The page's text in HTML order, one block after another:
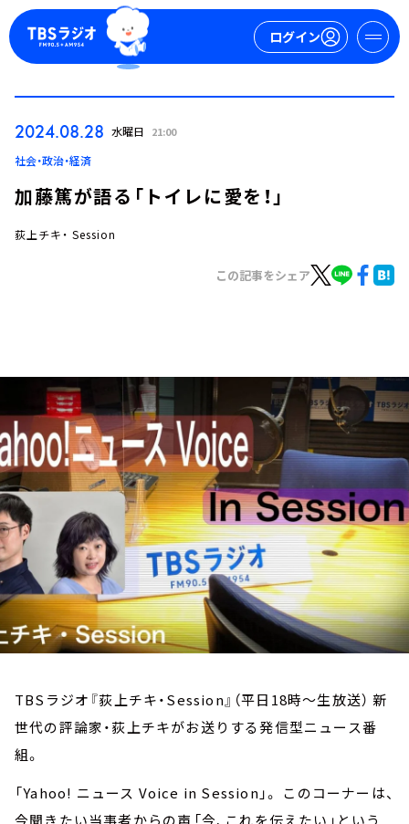
ログイン
トピックス
TBS Podcast
お知らせ
イベント・グッズ
YouTube
会社情報
2024.08.28 水曜日 21:00
社会・政治・経済
加藤篤が語る「トイレに愛を！」
荻上チキ・ Session
この記事をシェア
TBSラジオ『荻上チキ・Session』（平日18時～生放送） 新
世代の評論家・荻上チキがお送りする発信型ニュース番
組。
「Yahoo! ニュース Voice in Session」。 このコーナーは、
今聞きたい当事者からの声――「今、これを伝えたい」という